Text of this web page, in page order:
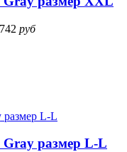
руб
размер L-L